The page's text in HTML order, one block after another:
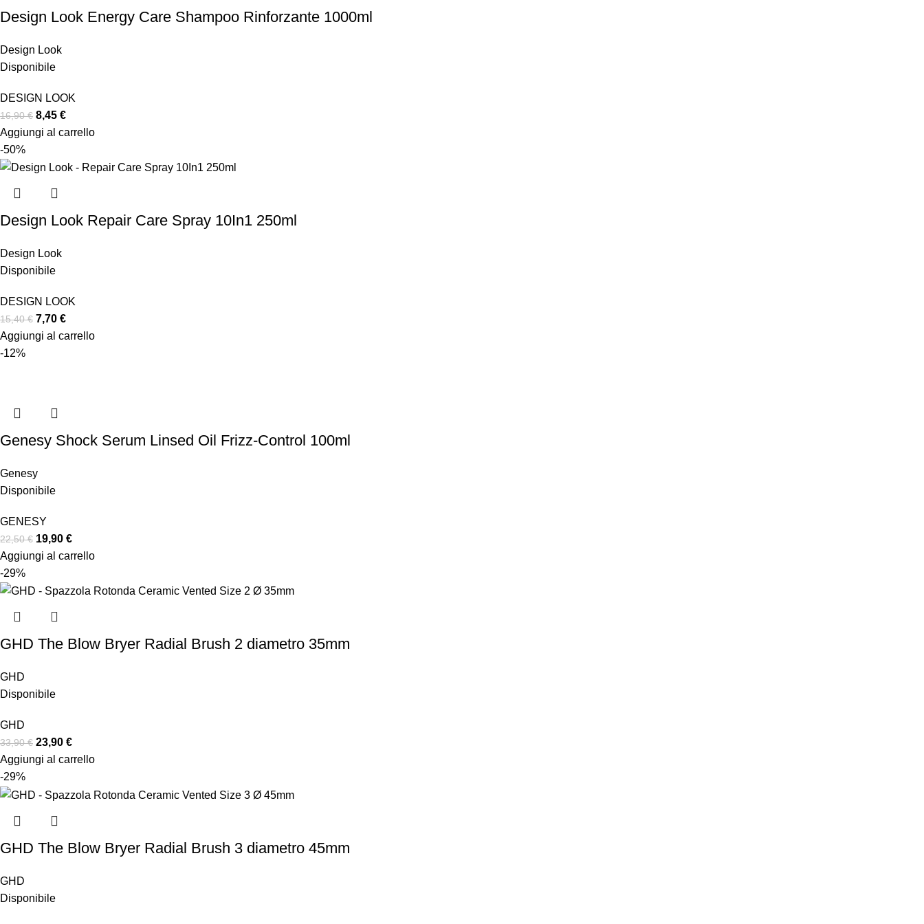
Design Look Energy Care Shampoo Rinforzante 1000ml
Design Look
Disponibile
DESIGN LOOK
16,90€ 8,45 €
Aggiungi al carrello
-50%
Design Look Repair Care Spray 10In1 250ml
Design Look
Disponibile
DESIGN LOOK
15,40€ 7,70 €
Aggiungi al carrello
-12%
Genesy Shock Serum Linsed Oil Frizz-Control 100ml
Genesy
Disponibile
GENESY
22,50€ 19,90 €
Aggiungi al carrello
-29%
GHD The Blow Bryer Radial Brush 2 diametro 35mm
GHD
Disponibile
GHD
33,90€ 23,90 €
Aggiungi al carrello
-29%
GHD The Blow Bryer Radial Brush 3 diametro 45mm
GHD
Disponibile